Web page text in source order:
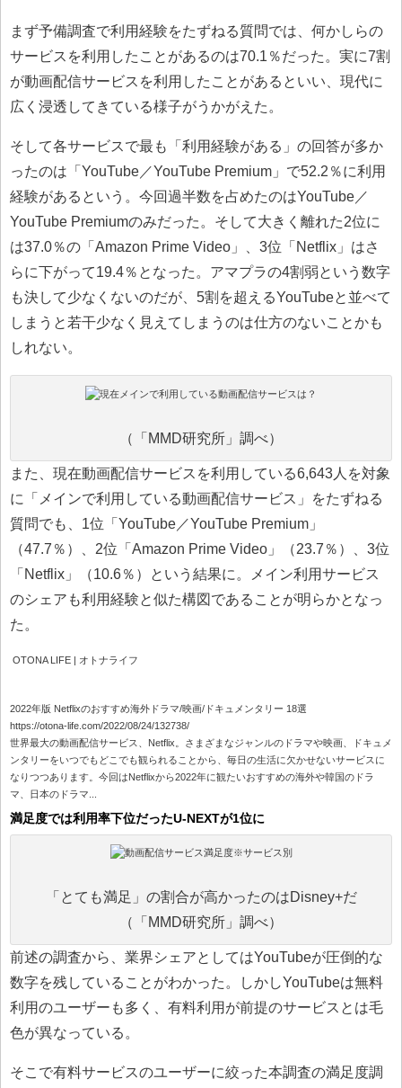
まず予備調査で利用経験をたずねる質問では、何かしらの
サービスを利用したことがあるのは70.1％だった。実に7割
が動画配信サービスを利用したことがあるといい、現代に
広く浸透してきている様子がうかがえた。
そして各サービスで最も「利用経験がある」の回答が多か
ったのは「YouTube／YouTube Premium」で52.2％に利用
経験があるという。今回過半数を占めたのはYouTube／
YouTube Premiumのみだった。そして大きく離れた2位に
は37.0％の「Amazon Prime Video」、3位「Netflix」はさ
らに下がって19.4％となった。アマプラの4割弱という数字
も決して少なくないのだが、5割を超えるYouTubeと並べて
しまうと若干少なく見えてしまうのは仕方のないことかも
しれない。
（「MMD研究所」調べ）
また、現在動画配信サービスを利用している6,643人を対象
に「メインで利用している動画配信サービス」をたずねる
質問でも、1位「YouTube／YouTube Premium」
（47.7％）、2位「Amazon Prime Video」（23.7％）、3位
「Netflix」（10.6％）という結果に。メイン利用サービス
のシェアも利用経験と似た構図であることが明らかとなっ
た。
OTONA LIFE | オトナライフ
2022年版 Netflixのおすすめ海外ドラマ/映画/ドキュメンタリー 18選
https://otona-life.com/2022/08/24/132738/
世界最大の動画配信サービス、Netflix。さまざまなジャンルのドラマや映画、ドキュメ
ンタリーをいつでもどこでも観られることから、毎日の生活に欠かせないサービスに
なりつつあります。今回はNetflixから2022年に観たいおすすめの海外や韓国のドラ
マ、日本のドラマ...
満足度では利用率下位だったU-NEXTが1位に
「とても満足」の割合が高かったのはDisney+だ
（「MMD研究所」調べ）
前述の調査から、業界シェアとしてはYouTubeが圧倒的な
数字を残していることがわかった。しかしYouTubeは無料
利用のユーザーも多く、有料利用が前提のサービスとは毛
色が異なっている。
そこで有料サービスのユーザーに絞った本調査の満足度調